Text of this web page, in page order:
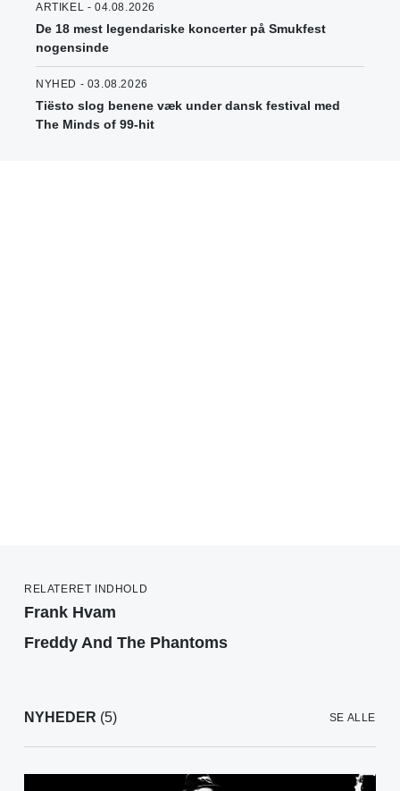
ARTIKEL - 04.08.2026
De 18 mest legendariske koncerter på Smukfest
nogensinde
NYHED - 03.08.2026
Tiësto slog benene væk under dansk festival med
The Minds of 99-hit
RELATERET INDHOLD
Frank Hvam
Freddy And The Phantoms
NYHEDER (5) SE ALLE